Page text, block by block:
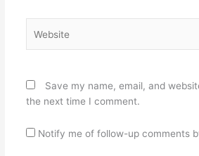
Save my name, email, and
the next time I comment.
Notify me of follow-up comments